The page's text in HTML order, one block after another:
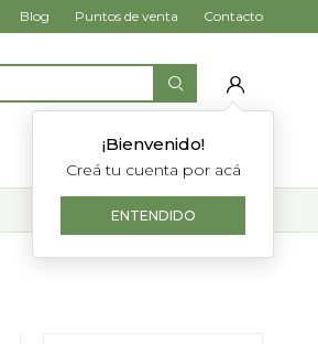
¡Bienvenido!
Creá tu cuenta por acá
ENTENDIDO
Blog Puntos de venta Contacto